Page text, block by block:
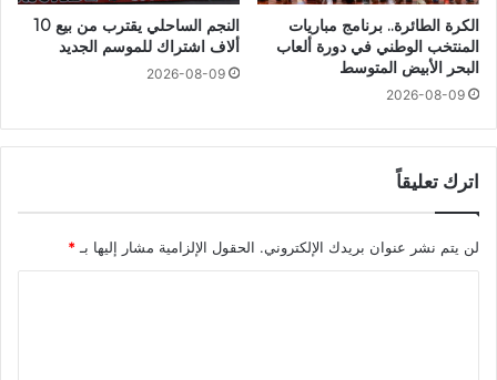
الكرة الطائرة.. برنامج مباريات
المنتخب الوطني في دورة ألعاب
البحر الأبيض المتوسط
2026-08-09
النجم الساحلي يقترب من بيع 10
ألاف اشتراك للموسم الجديد
2026-08-09
اترك تعليقاً
لن يتم نشر عنوان بريدك الإلكتروني. الحقول الإلزامية مشار إليها بـ *